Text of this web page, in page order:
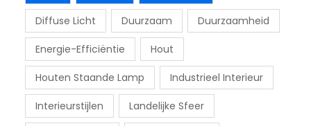
Diffuse Licht Duurzaam Duurzaamheid
Energie-Efficiëntie Hout
Houten Staande Lamp Industrieel Interieur
Interieurstijlen Landelijke Sfeer